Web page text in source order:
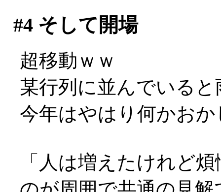
#4そして開場
超移動ｗｗ
某行列に並んでいる
今年はやはり何かお
「人は増えたけれど